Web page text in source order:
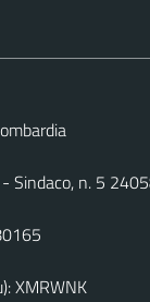
Sindaco, n. 5
XMRWNK